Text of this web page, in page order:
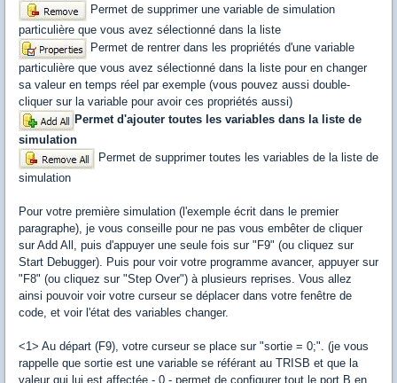
Permet de supprimer une variable de simulation
particulière que vous avez sélectionné dans la liste
Permet de rentrer dans les propriétés d'une variable
particulière que vous avez sélectionné dans la liste pour en changer
sa valeur en temps réel par exemple (vous pouvez aussi double-
cliquer sur la variable pour avoir ces propriétés aussi)
Permet d'ajouter toutes les variables dans la liste de
simulation
Permet de supprimer toutes les variables de la liste de
simulation
Pour votre première simulation (l'exemple écrit dans le premier
paragraphe), je vous conseille pour ne pas vous embêter de cliquer
sur Add All, puis d'appuyer une seule fois sur "F9" (ou cliquez sur
Start Debugger). Puis pour voir votre programme avancer, appuyer sur
"F8" (ou cliquez sur "Step Over") à plusieurs reprises. Vous allez
ainsi pouvoir voir votre curseur se déplacer dans votre fenêtre de
code, et voir l'état des variables changer.
<1> Au départ (F9), votre curseur se place sur "sortie = 0;". (je vous
rappelle que sortie est une variable se référant au TRISB et que la
valeur qui lui est affectée - 0 - permet de configurer tout le port B en